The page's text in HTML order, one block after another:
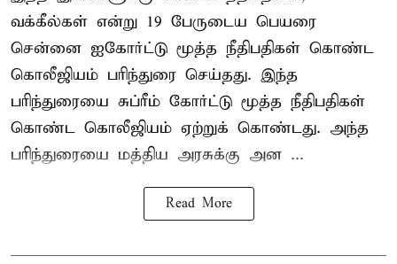
வக்கீல்கள் என்று 19 பேருடைய பெயரை
சென்னை ஐகோர்ட்டு மூத்த நீதிபதிகள் கொண்ட
கொலீஜியம் பரிந்துரை செய்தது. இந்த
பரிந்துரையை சுப்ரீம் கோர்ட்டு மூத்த நீதிபதிகள்
கொண்ட கொலீஜியம் ஏற்றுக் கொண்டது. அந்த
பரிந்துரையை மத்திய அரசுக்கு அன ...
Read More